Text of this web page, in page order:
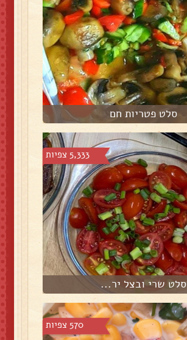
סלט פטריות חם
5,333 צפיות
סלט שרי ובצל יר...
570 צפיות